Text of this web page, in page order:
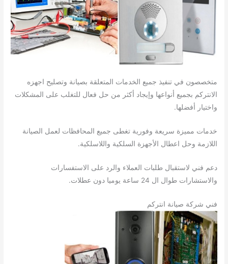
متخصصون في تنفيذ جميع الخدمات المتعلقة بصيانة وتصليح اجهزه
الانتركم بجميع أنواعها وإيجاد أكثر من حل فعال للتغلب على المشكلات
واختيار أفضلها.
خدمات مميزة سريعة وفورية تغطى جميع المحافظات لعمل الصيانة
اللازمة وحل اعطال الأجهزة السلكية واللاسلكية.
دعم فني لاستقبال طلبات العملاء والرد على الاستفسارات
والاستشارات طوال ال 24 ساعة يوميا دون عطلات.
فني شركة صيانة انتركم